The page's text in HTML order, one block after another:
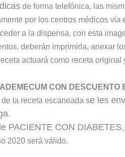
de forma telefónica, las
por los centros médicos
a la dispensa, con esta
deberán imprimirla, anexar
actuará como receta original
CON
la receta escaneada se les
PACIENTE CON
2020 será válido.